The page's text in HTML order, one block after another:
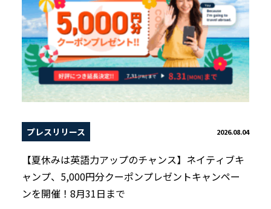
プレスリリース 2026.08.04
【夏休みは英語力アップのチャンス】ネイティブキ
ャンプ、5,000円分クーポンプレゼントキャンペー
ンを開催！8月31日まで